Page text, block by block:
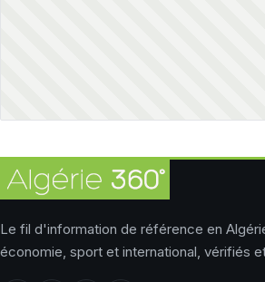
Le fil d'information de référence en
économie, sport et international, vérifiés